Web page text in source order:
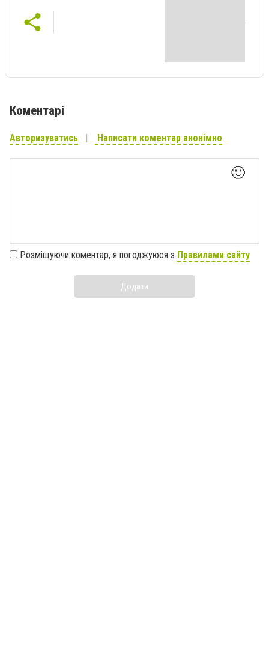
Коментарі
Авторизуватись Написати коментар анонімно
🙂
Розміщуючи коментар, я погоджуюся з Правилами сайту
Додати